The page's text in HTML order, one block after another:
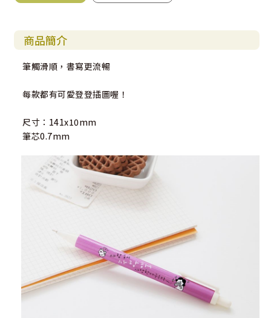
商品簡介
筆觸滑順，書寫更流暢
每款都有可愛登登插圖喔！
尺寸：141x10mm
筆芯0.7mm